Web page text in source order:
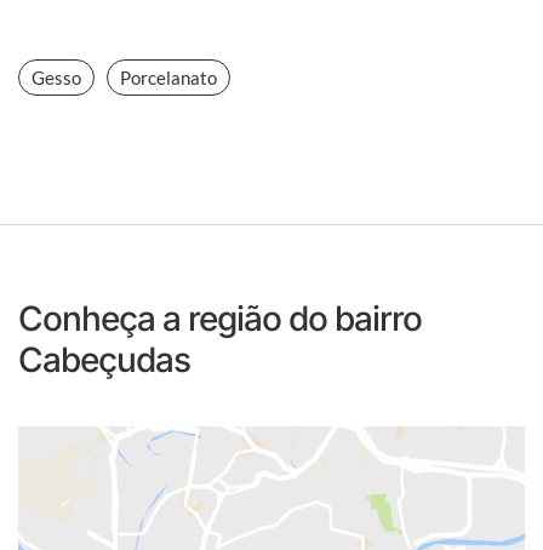
Gesso Porcelanato
Conheça a região do bairro
Cabeçudas